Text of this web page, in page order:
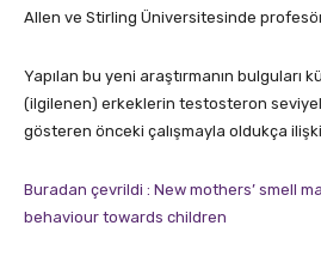
Allen ve Stirling Üniversitesinde
Yapılan bu yeni araştırmanın bulguları
(ilgilenen) erkeklerin testosteron
gösteren önceki çalışmayla oldukça
Buradan çevrildi : New mothers’ smell
behaviour towards children